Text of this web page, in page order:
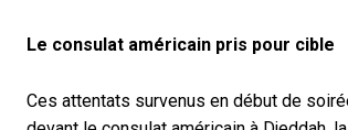
Le consulat américain pris pour cible
Ces attentats survenus en début de